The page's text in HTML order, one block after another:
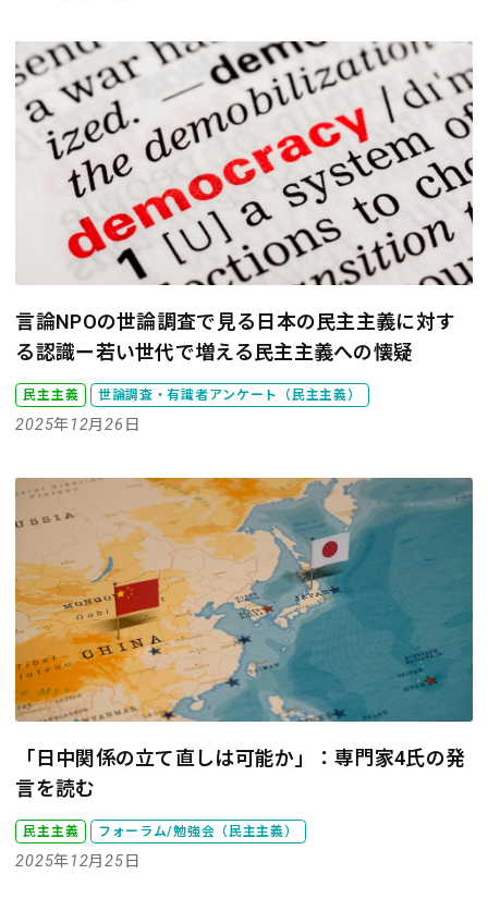
言論NPOの世論調査で見る日本の民主主義に対す
る認識ー若い世代で増える民主主義への懐疑
民主主義 世論調査・有識者アンケート（民主主義）
2025年12月26日
「日中関係の立て直しは可能か」：専門家4氏の発
言を読む
民主主義 フォーラム/勉強会（民主主義）
2025年12月25日